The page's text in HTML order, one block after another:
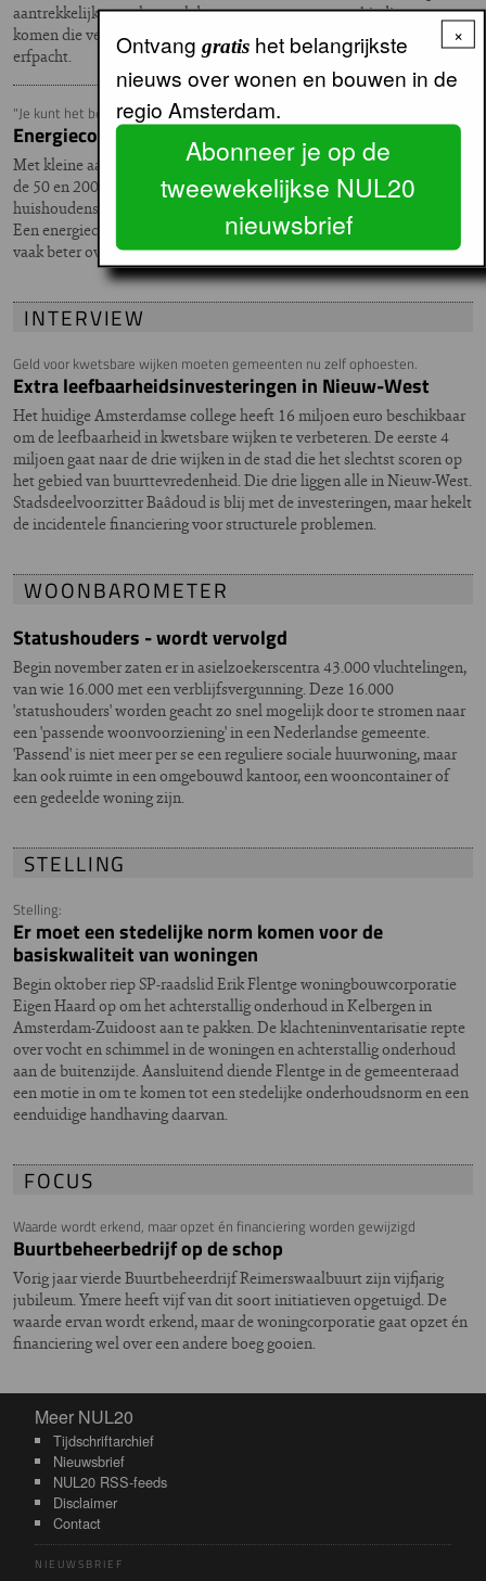
aantrekkelijk te maken, zal de gemeente met een aanbieding moeten
komen die vergelijkbaar is met de prijs van de huidige voortdurende
erfpacht.
"Je kunt het beter van je buren horen"
Energiecoach is blijvertje
Met kleine aanpassingen in gedrag en woning kun je al gauw tussen
de 50 en 200 euro besparen aan energiekosten. Toch staan veel
huishoudens daar niet bij stil, ook niet de armste bevolkingsgroepen.
Een energiecoach kan het verschil maken. Want de boodschap komt
vaak beter over als je die van de buren hoort.
INTERVIEW
Geld voor kwetsbare wijken moeten gemeenten nu zelf ophoesten.
Extra leefbaarheidsinvesteringen in Nieuw-West
Het huidige Amsterdamse college heeft 16 miljoen euro beschikbaar
om de leefbaarheid in kwetsbare wijken te verbeteren. De eerste 4
miljoen gaat naar de drie wijken in de stad die het slechtst scoren op
het gebied van buurttevredenheid. Die drie liggen alle in Nieuw-West.
Stadsdeelvoorzitter Baâdoud is blij met de investeringen, maar hekelt
de incidentele financiering voor structurele problemen.
WOONBAROMETER
Statushouders - wordt vervolgd
Begin november zaten er in asielzoekerscentra 43.000 vluchtelingen,
van wie 16.000 met een verblijfsvergunning. Deze 16.000
'statushouders' worden geacht zo snel mogelijk door te stromen naar
een 'passende woonvoorziening' in een Nederlandse gemeente.
'Passend' is niet meer per se een reguliere sociale huurwoning, maar
kan ook ruimte in een omgebouwd kantoor, een wooncontainer of
een gedeelde woning zijn.
STELLING
Stelling:
Er moet een stedelijke norm komen voor de
basiskwaliteit van woningen
Begin oktober riep SP-raadslid Erik Flentge woningbouwcorporatie
Eigen Haard op om het achterstallig onderhoud in Kelbergen in
Amsterdam-Zuidoost aan te pakken. De klachteninventarisatie repte
over vocht en schimmel in de woningen en achterstallig onderhoud
aan de buitenzijde. Aansluitend diende Flentge in de gemeenteraad
een motie in om te komen tot een stedelijke onderhoudsnorm en een
eenduidige handhaving daarvan.
FOCUS
Waarde wordt erkend, maar opzet én financiering worden gewijzigd
Buurtbeheerbedrijf op de schop
Vorig jaar vierde Buurtbeheerdrijf Reimerswaalbuurt zijn vijfjarig
jubileum. Ymere heeft vijf van dit soort initiatieven opgetuigd. De
waarde ervan wordt erkend, maar de woningcorporatie gaat opzet én
financiering wel over een andere boeg gooien.
Meer NUL20
Meer NUL20
Tijdschriftarchief
Nieuwsbrief
NUL20 RSS-feeds
Disclaimer
Contact
NIEUWSBRIEF
×
Ontvang gratishet belangrijkste
nieuws over wonen en bouwen in de
regio Amsterdam.
Abonneer je op de
tweewekelijkse NUL20
nieuwsbrief